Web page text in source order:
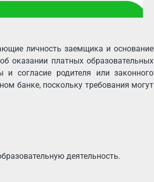
личность заемщика и основание
оказании платных образовательных
согласие родителя или законного
банке, поскольку требования могут
деятельность.